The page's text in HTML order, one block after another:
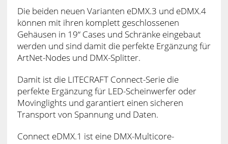
Die beiden neuen Varianten eDMX.3 und eDMX.4
können mit ihren komplett geschlossenen
Gehäusen in 19“ Cases und Schränke eingebaut
werden und sind damit die perfekte Ergänzung für
ArtNet-Nodes und DMX-Splitter.
Damit ist die LITECRAFT Connect-Serie die
perfekte Ergänzung für LED-Scheinwerfer oder
Movinglights und garantiert einen sicheren
Transport von Spannung und Daten.
Connect eDMX.1 ist eine DMX-Multicore-